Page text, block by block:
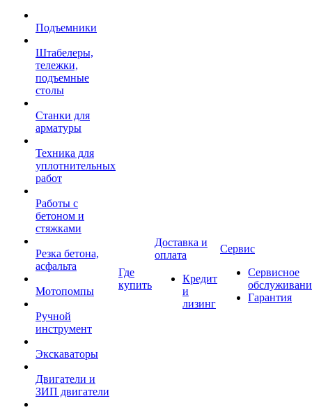
Подъемники
Штабелеры,
тележки,
подъемные
столы
Станки для
арматуры
Техника для
уплотнительных
работ
Работы с
бетоном и
стяжками
Резка бетона,
асфальта
Мотопомпы
Ручной
инструмент
Экскаваторы
Двигатели и
ЗИП двигатели
Где
купить
Доставка и
оплата
Кредит
и
лизинг
Сервис
Сервисное
Гарантия